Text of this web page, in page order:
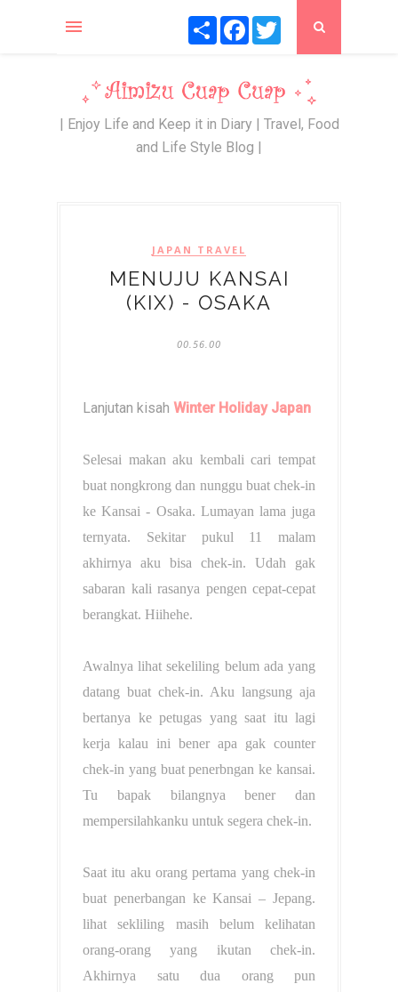
S
F
b
o
k
e
| Enjoy Life and Keep it in Diary | Travel, Food
and Life Style Blog |
JAPAN TRAVEL
MENUJU KANSAI
(KIX) - OSAKA
00.56.00
Lanjutan kisah Winter Holiday Japan
Selesai makan aku kembali cari tempat
buat nongkrong dan nunggu buat chek-in
ke Kansai - Osaka. Lumayan lama juga
ternyata. Sekitar pukul 11 malam
akhirnya aku bisa chek-in. Udah gak
sabaran kali rasanya pengen cepat-cepat
berangkat. Hiihehe.
Awalnya lihat sekeliling belum ada yang
datang buat chek-in. Aku langsung aja
bertanya ke petugas yang saat itu lagi
kerja kalau ini bener apa gak counter
chek-in yang buat penerbngan ke kansai.
Tu bapak bilangnya bener dan
mempersilahkanku untuk segera chek-in.
Saat itu aku orang pertama yang chek-in
buat penerbangan ke Kansai – Jepang.
lihat sekliling masih belum kelihatan
orang-orang yang ikutan chek-in.
Akhirnya satu dua orang pun